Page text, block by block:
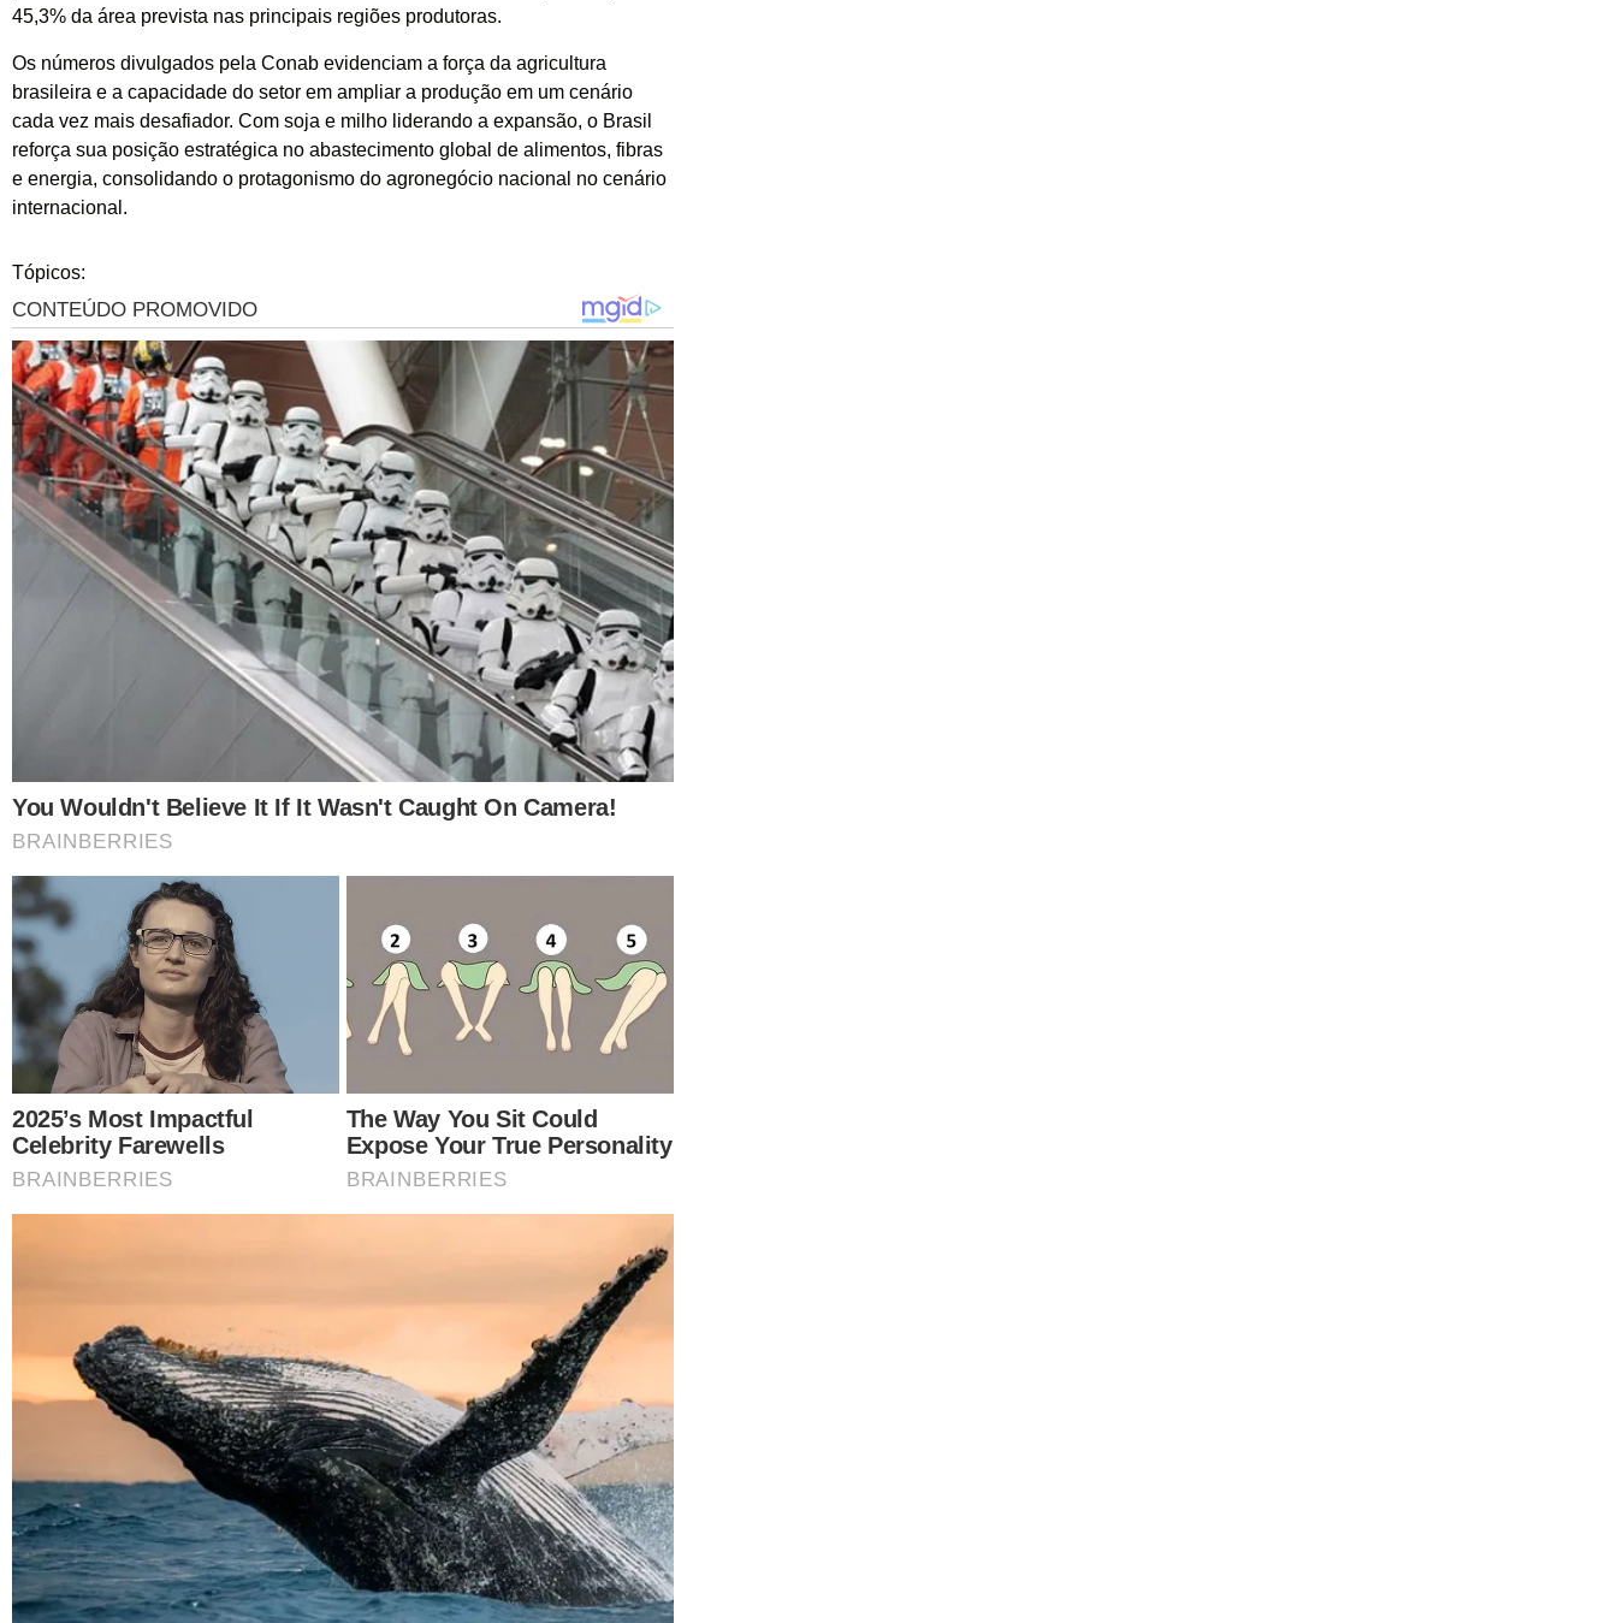
45,3% da área prevista nas principais regiões produtoras.
Os números divulgados pela Conab evidenciam a força da agricultura
brasileira e a capacidade do setor em ampliar a produção em um cenário
cada vez mais desafiador. Com soja e milho liderando a expansão, o Brasil
reforça sua posição estratégica no abastecimento global de alimentos, fibras
e energia, consolidando o protagonismo do agronegócio nacional no cenário
internacional.
Tópicos: